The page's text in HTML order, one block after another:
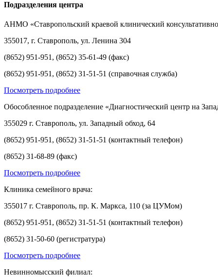
Подразделения центра
АНМО «Ставропольский краевой клинический
355017, г. Ставрополь, ул. Ленина 304
(8652) 951-951, (8652) 35-61-49 (факс)
(8652) 951-951, (8652) 31-51-51 (справочная служба)
Посмотреть подробнее
Обособленное подразделение «Диагностический центр на
355029 г. Ставрополь, ул. Западный обход, 64
(8652) 951-951, (8652) 31-51-51 (контактный телефон)
(8652) 31-68-89 (факс)
Посмотреть подробнее
Клиника семейного врача:
355017 г. Ставрополь, пр. К. Маркса, 110 (за ЦУМом)
(8652) 951-951, (8652) 31-51-51 (контактный телефон)
(8652) 31-50-60 (регистратура)
Посмотреть подробнее
Невинномысский филиал: